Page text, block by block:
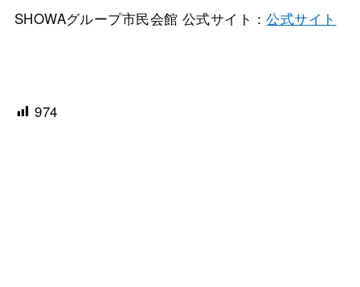
SHOWAグループ市民会館 公式サイト：公式サイト
974